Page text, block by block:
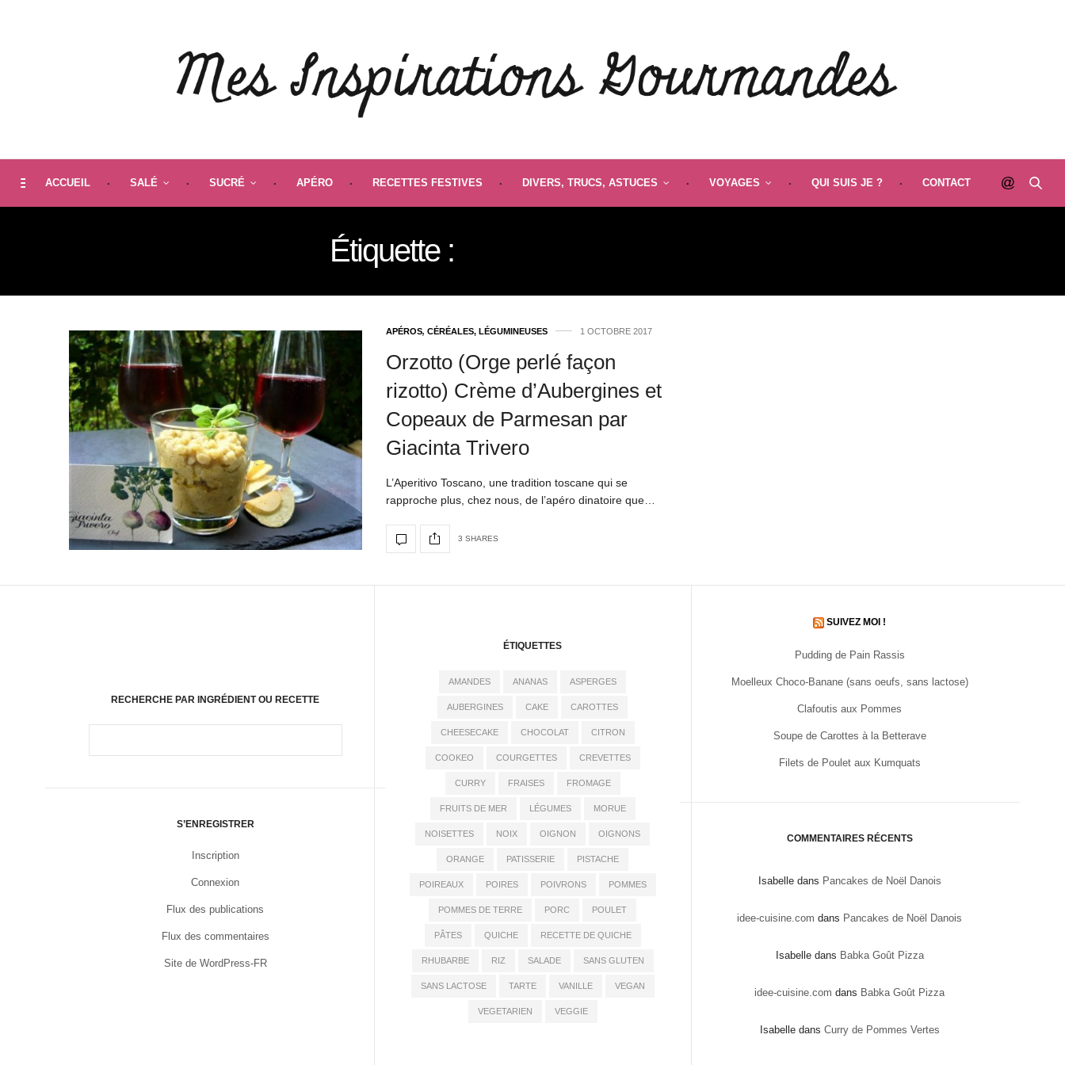
ACCUEIL SALÉ SUCRÉ APÉRO RECETTES FESTIVES DIVERS, TRUCS, ASTUCES VOYAGES QUI SUIS JE ? CONTACT
Étiquette :
APÉROS, CÉRÉALES, LÉGUMINEUSES 1 OCTOBRE 2017
Orzotto (Orge perlé façon
rizotto) Crème d’Aubergines et
Copeaux de Parmesan par
Giacinta Trivero
L’Aperitivo Toscano, une tradition toscane qui se
rapproche plus, chez nous, de l’apéro dinatoire que…
3 SHARES
RECHERCHE PAR INGRÉDIENT OU RECETTE
S’ENREGISTRER
Inscription
Connexion
Flux des publications
Flux des commentaires
Site de WordPress-FR
ÉTIQUETTES
AMANDES ANANAS ASPERGES
AUBERGINES CAKE CAROTTES
CHEESECAKE CHOCOLAT CITRON
COOKEO COURGETTES CREVETTES
CURRY FRAISES FROMAGE
FRUITS DE MER LÉGUMES MORUE
NOISETTES NOIX OIGNON OIGNONS
ORANGE PATISSERIE PISTACHE
POIREAUX POIRES POIVRONS POMMES
POMMES DE TERRE PORC POULET
PÂTES QUICHE RECETTE DE QUICHE
RHUBARBE RIZ SALADE SANS GLUTEN
SANS LACTOSE TARTE VANILLE VEGAN
VEGETARIEN VEGGIE
SUIVEZ MOI !
Pudding de Pain Rassis
Moelleux Choco-Banane (sans oeufs, sans lactose)
Clafoutis aux Pommes
Soupe de Carottes à la Betterave
Filets de Poulet aux Kumquats
COMMENTAIRES RÉCENTS
Isabelledans Pancakes de Noël Danois
idee-cuisine.com dans Pancakes de Noël Danois
Isabelledans Babka Goût Pizza
idee-cuisine.com dans Babka Goût Pizza
Isabelledans Curry de Pommes Vertes